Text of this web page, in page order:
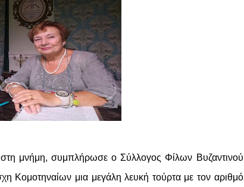
μνήμη, συμπλήρωσε ο Σύλλογος Φίλων Βυζαντινού
Κομοτηναίων μια μεγάλη λευκή τούρτα με τον αριθμό